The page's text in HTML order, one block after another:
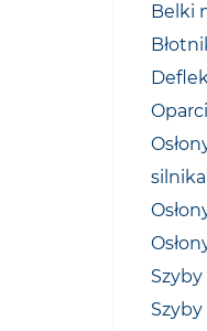
Belki
silnika